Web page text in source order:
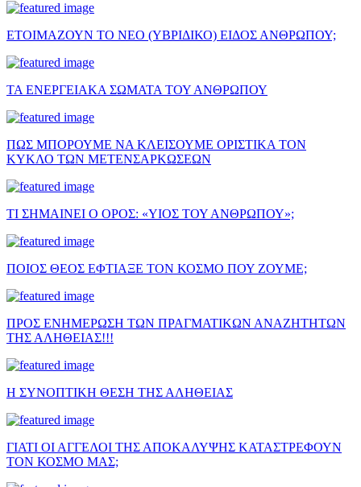
ΕΤΟΙΜΑΖΟΥΝ ΤΟ ΝΕΟ (ΥΒΡΙΔΙΚΟ) ΕΙΔΟΣ ΑΝΘΡΩΠΟΥ;
ΤΑ ΕΝΕΡΓΕΙΑΚΑ ΣΩΜΑΤΑ ΤΟΥ ΑΝΘΡΩΠΟΥ
ΠΩΣ ΜΠΟΡΟΥΜΕ ΝΑ ΚΛΕΙΣΟΥΜΕ ΟΡΙΣΤΙΚΑ ΤΟΝ
ΚΥΚΛΟ ΤΩΝ ΜΕΤΕΝΣΑΡΚΩΣΕΩΝ
ΤΙ ΣΗΜΑΙΝΕΙ Ο ΟΡΟΣ: «ΥΙΟΣ ΤΟΥ ΑΝΘΡΩΠΟΥ»;
ΠΟΙΟΣ ΘΕΟΣ ΕΦΤΙΑΞΕ ΤΟΝ ΚΟΣΜΟ ΠΟΥ ΖΟΥΜΕ;
ΠΡΟΣ ΕΝΗΜΕΡΩΣΗ ΤΩΝ ΠΡΑΓΜΑΤΙΚΩΝ ΑΝΑΖΗΤΗΤΩΝ
ΤΗΣ ΑΛΗΘΕΙΑΣ!!!
Η ΣΥΝΟΠΤΙΚΗ ΘΕΣΗ ΤΗΣ ΑΛΗΘΕΙΑΣ
ΓΙΑΤΙ ΟΙ ΑΓΓΕΛΟΙ ΤΗΣ ΑΠΟΚΑΛΥΨΗΣ ΚΑΤΑΣΤΡΕΦΟΥΝ
ΤΟΝ ΚΟΣΜΟ ΜΑΣ;